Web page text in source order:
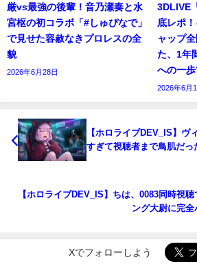
厳vs最強の後輩！音乃瀬奏と水
宮枢の初コラボ「#しゅぴなで」
で見せた容赦なきプロレスの全
貌
2026年6月28日
3DLIVE
底レポ
ャップ
た、1年
への一歩
2026年6月
【ホロライブDEV_IS】ヴ
すぎて視聴者まで鳥肌だ
【ホロライブDEV_IS】ちは、0083同時視聴
ング大尉に完全
Xでフォローしよう